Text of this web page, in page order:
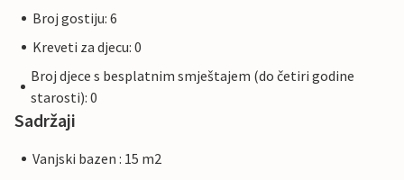
Broj gostiju: 6
Kreveti za djecu: 0
Broj djece s besplatnim smještajem (do četiri godine
starosti): 0
Sadržaji
Vanjski bazen : 15 m2